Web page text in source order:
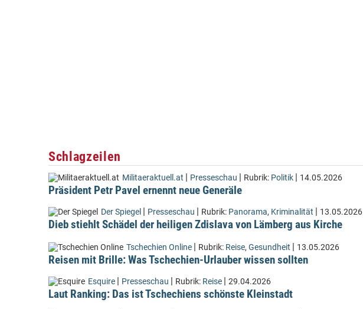
Schlagzeilen
Militaeraktuell.at | Presseschau | Rubrik: Politik | 14.05.2026
Präsident Petr Pavel ernennt neue Generäle
Der Spiegel | Presseschau | Rubrik: Panorama, Kriminalität | 13.05.2026
Dieb stiehlt Schädel der heiligen Zdislava von Lämberg aus Kirche
Tschechien Online | Rubrik: Reise, Gesundheit | 13.05.2026
Reisen mit Brille: Was Tschechien-Urlauber wissen sollten
Esquire | Presseschau | Rubrik: Reise | 29.04.2026
Laut Ranking: Das ist Tschechiens schönste Kleinstadt